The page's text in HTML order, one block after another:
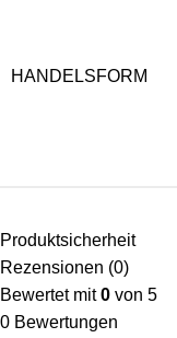
HANDELSFORM
Produktsicherheit
Rezensionen (0)
Bewertet mit0 von 5
0 Bewertungen